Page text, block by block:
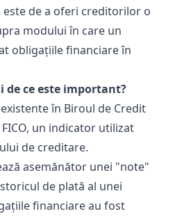
este de a oferi creditorilor o
modului în care un
obligațiile financiare în
de ce este important?
în Biroul de Credit
un indicator utilizat
de creditare.
asemănător unei "note"
de plată al unei
financiare au fost